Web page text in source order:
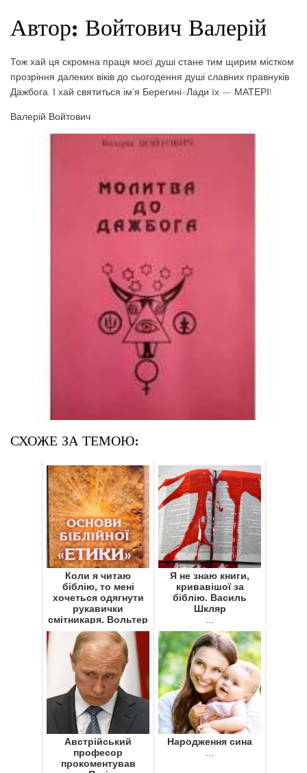
Автор: Войтович Валерій
Тож хай ця скромна праця моєї душі стане тим щирим містком
прозріння далеких віків до сьогодення душі славних правнуків
Дажбога. І хай святиться ім’я Берегині-Лади їх — МАТЕРІ!
Валерій Войтович
СХОЖЕ ЗА ТЕМОЮ:
Коли я читаю
біблію, то мені
хочеться одягнути
рукавички
смітникаря. Вольтер
...
Я не знаю книги,
кривавішої за
біблію. Василь
Шкляр
Австрійський
професор
прокоментував
Народження сина